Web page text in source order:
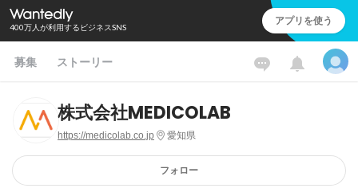
400万人が利用するビジネスSNS アプリを使う
募集 ストーリー
株式会社MEDICOLAB
https://medicolab.co.jp 愛知県
フォロー